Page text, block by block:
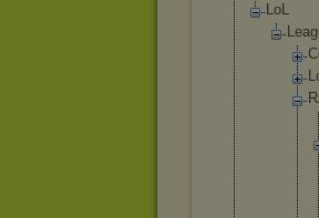
LoL